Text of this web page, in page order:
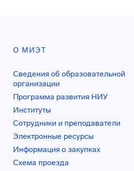
О МИЭТ
Сведения об образовательной
организации
Программа развития НИУ
Институты
Сотрудники и преподаватели
Электронные ресурсы
Информация о закупках
Схема проезда